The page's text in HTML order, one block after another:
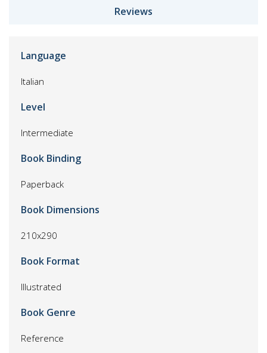
Reviews
Language
Italian
Level
Intermediate
Book Binding
Paperback
Book Dimensions
210x290
Book Format
Illustrated
Book Genre
Reference